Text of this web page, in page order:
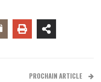
PROCHAIN ARTICLE